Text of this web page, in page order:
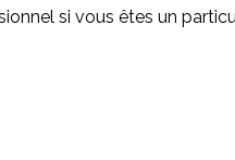
si vous êtes un